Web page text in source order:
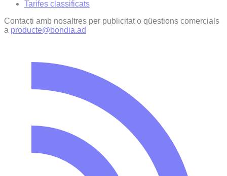
Tarifes classificats
Contacti amb nosaltres per publicitat o qüestions comercials
a producte@bondia.ad